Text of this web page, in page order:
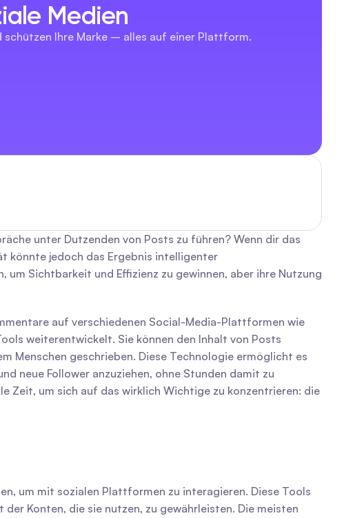
unter Dutzenden von Posts zu führen? Wenn dir das
könnte jedoch das Ergebnis intelligenter
Sichtbarkeit und Effizienz zu gewinnen, aber ihre Nutzung
auf verschiedenen Social-Media-Plattformen wie
weiterentwickelt. Sie können den Inhalt von Posts
Menschen geschrieben. Diese Technologie ermöglicht es
neue Follower anzuziehen, ohne Stunden damit zu
Zeit, um sich auf das wirklich Wichtige zu konzentrieren: die
um mit sozialen Plattformen zu interagieren. Diese Tools
Konten, die sie nutzen, zu gewährleisten. Die meisten
Medien
schützen Ihre Marke – alles auf einer Plattform.